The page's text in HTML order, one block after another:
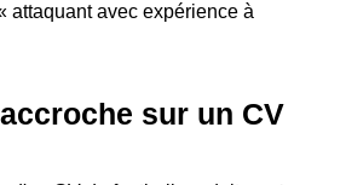
attaquant avec expérience à
sur un CV